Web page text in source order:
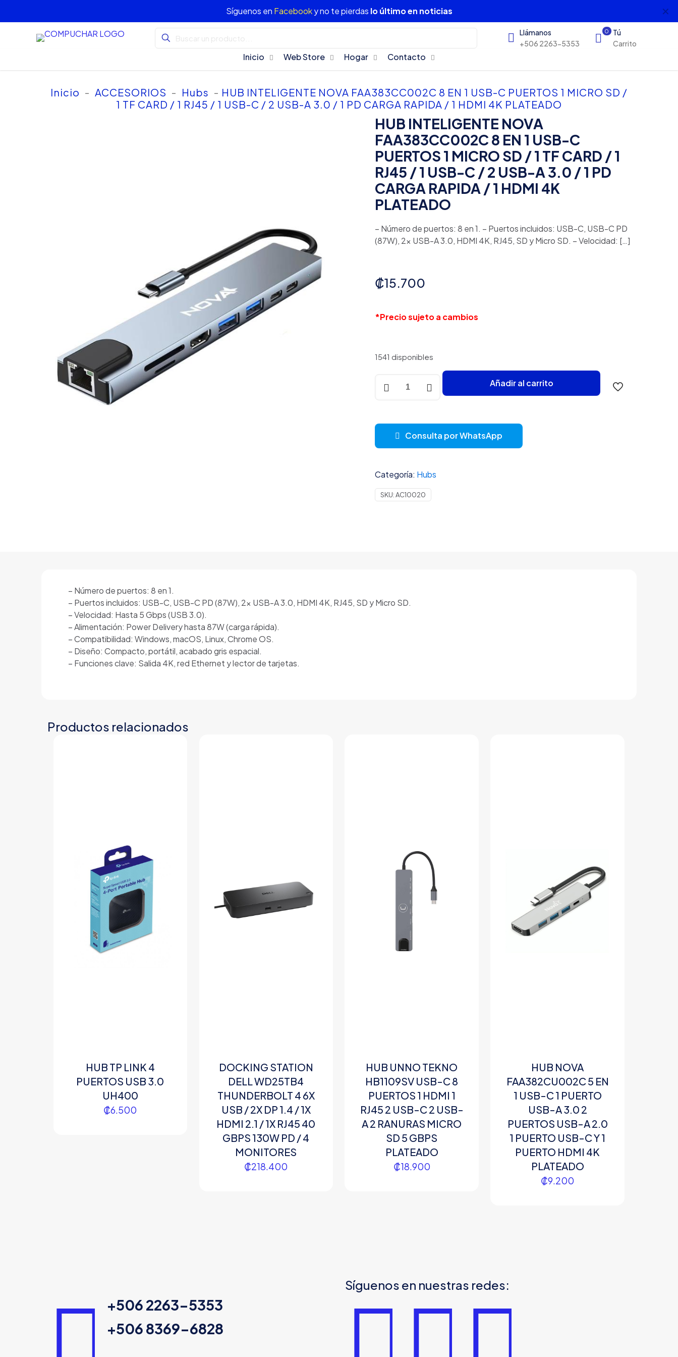
Síguenos en Facebooky no te pierdas lo último en noticias ✕
Llámanos
+506 2263-5353
0
Tú
Carrito
Inicio Web Store Hogar Contacto
Inicio - ACCESORIOS - Hubs - HUB INTELIGENTE NOVA FAA383CC002C 8 EN 1 USB-C PUERTOS 1 MICRO SD /
1 TF CARD / 1 RJ45 / 1 USB-C / 2 USB-A 3.0 / 1 PD CARGA RAPIDA / 1 HDMI 4K PLATEADO
HUB INTELIGENTE NOVA
FAA383CC002C 8 EN 1 USB-C
PUERTOS 1 MICRO SD / 1 TF CARD / 1
RJ45 / 1 USB-C / 2 USB-A 3.0 / 1 PD
CARGA RAPIDA / 1 HDMI 4K
PLATEADO
– Número de puertos: 8 en 1. – Puertos incluidos: USB-C, USB-C PD
(87W), 2× USB-A 3.0, HDMI 4K, RJ45, SD y Micro SD. – Velocidad: […]
₡15.700
*Precio sujeto a cambios
1541 disponibles
HUB
INTELIGENTE
NOVA
8
1
C
PUERTOS
1
1
RJ45
cantidad
Añadir al carrito
Consulta por WhatsApp
Categoría: Hubs
SKU:AC10020
– Número de puertos: 8 en 1.
– Puertos incluidos: USB-C, USB-C PD (87W), 2× USB-A 3.0, HDMI 4K, RJ45, SD y Micro SD.
– Velocidad: Hasta 5 Gbps (USB 3.0).
– Alimentación: Power Delivery hasta 87W (carga rápida).
– Compatibilidad: Windows, macOS, Linux, Chrome OS.
– Diseño: Compacto, portátil, acabado gris espacial.
– Funciones clave: Salida 4K, red Ethernet y lector de tarjetas.
Productos relacionados
HUB TP LINK 4
PUERTOS USB 3.0
UH400
₡6.500
DOCKING STATION
DELL WD25TB4
THUNDERBOLT 4 6X
USB / 2X DP 1.4 / 1X
HDMI 2.1 / 1X RJ45 40
GBPS 130W PD / 4
MONITORES
₡218.400
HUB UNNO TEKNO
HB1109SV USB-C 8
PUERTOS 1 HDMI 1
RJ45 2 USB-C 2 USB-
A 2 RANURAS MICRO
SD 5 GBPS
PLATEADO
₡18.900
HUB NOVA
FAA382CU002C 5 EN
1 USB-C 1 PUERTO
USB-A 3.0 2
PUERTOS USB-A 2.0
1 PUERTO USB-C Y 1
PUERTO HDMI 4K
PLATEADO
₡9.200
Síguenos en nuestras redes:
+506 2263-5353
+506 8369-6828